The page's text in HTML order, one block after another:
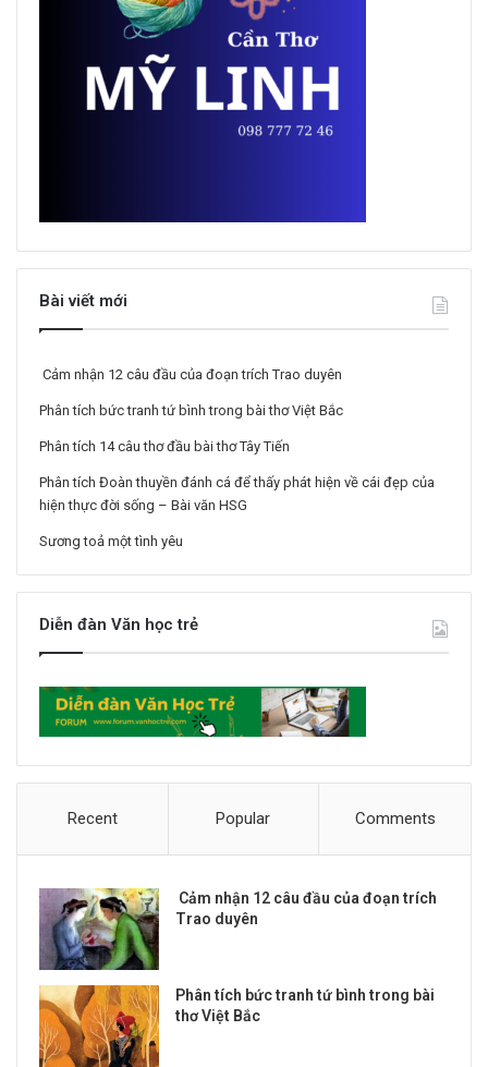
Bài viết mới
Cảm nhận 12 câu đầu của đoạn trích Trao duyên
Phân tích bức tranh tứ bình trong bài thơ Việt Bắc
Phân tích 14 câu thơ đầu bài thơ Tây Tiến
Phân tích Đoàn thuyền đánh cá để thấy phát hiện về cái đẹp của
hiện thực đời sống – Bài văn HSG
Sương toả một tình yêu
Diễn đàn Văn học trẻ
Recent Popular Comments
Cảm nhận 12 câu đầu của đoạn trích
Trao duyên
Phân tích bức tranh tứ bình trong bài
thơ Việt Bắc